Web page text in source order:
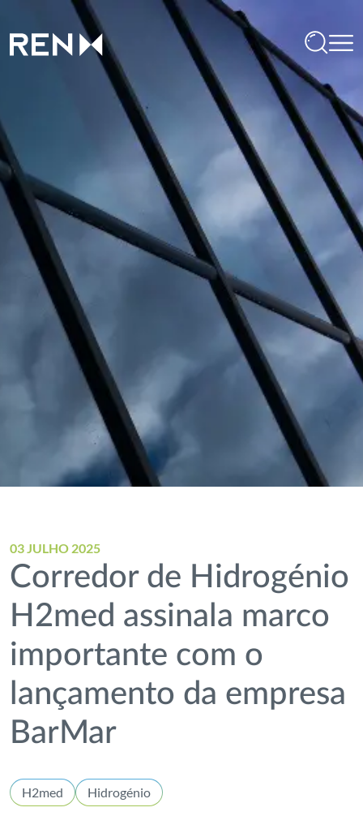
03 JULHO 2025
Corredor de Hidrogénio
H2med assinala marco
importante com o
lançamento da empresa
BarMar
H2med Hidrogénio